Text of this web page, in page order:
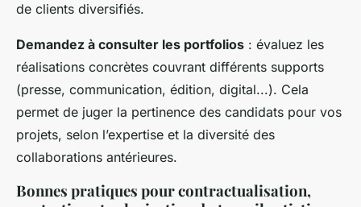
de clients diversifiés.
Demandez à consulter les portfolios : évaluez les
réalisations concrètes couvrant différents supports
(presse, communication, édition, digital...). Cela
permet de juger la pertinence des candidats pour vos
projets, selon l’expertise et la diversité des
collaborations antérieures.
Bonnes pratiques pour contractualisation,